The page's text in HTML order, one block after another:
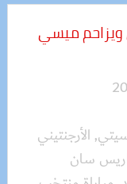
ويزاحم ميسي
, الأرجنتيني
سان